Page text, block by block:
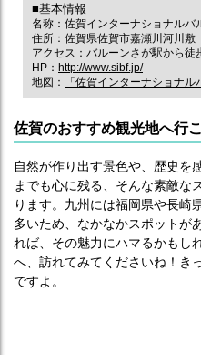
■基本情報
名称：佐賀インターナショナルバ
住所：佐賀県佐賀市嘉瀬川河川敷
アクセス：バルーンさが駅から徒
HP： http://www.sibf.jp/
地図：
「佐賀インターナショナ
佐賀のおすすめ観光地へ行こ
自然が作り出す景色や、歴史を
までも心に残る、そんな素敵な
ります。九州には福岡県や長崎
多いため、なかなかスポットが
れば、その魅力にハマるかもし
へ、訪れてみてくださいね！き
ですよ。